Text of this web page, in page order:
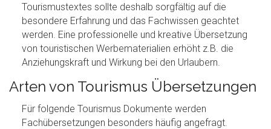
Tourismustextes sollte deshalb sorgfältig auf die
besondere Erfahrung und das Fachwissen geachtet
werden. Eine professionelle und kreative Übersetzung
von touristischen Werbematerialien erhöht z.B. die
Anziehungskraft und Wirkung bei den Urlaubern.
Arten von Tourismus Übersetzungen
Für folgende Tourismus Dokumente werden
Fachübersetzungen besonders häufig angefragt.